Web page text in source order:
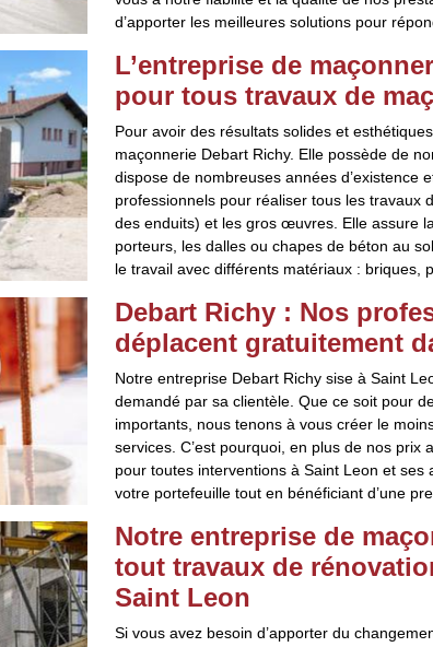
d’apporter les meilleures solutions pour
L’entreprise de
pour tous travaux de
Pour avoir des résultats solides et
maçonnerie Debart Richy. Elle possède de
dispose de nombreuses années d’existence
professionnels pour réaliser tous les travaux
des enduits) et les gros œuvres. Elle assure
porteurs, les dalles ou chapes de béton au
le travail avec différents matériaux : briques,
Debart Richy : Nos
déplacent gratuitement
Notre entreprise Debart Richy sise à Saint
demandé par sa clientèle. Que ce soit pour
importants, nous tenons à vous créer le
services. C’est pourquoi, en plus de nos
pour toutes interventions à Saint Leon et ses
votre portefeuille tout en bénéficiant d’une
Notre entreprise de
tout travaux de
Saint Leon
Si vous avez besoin d’apporter du